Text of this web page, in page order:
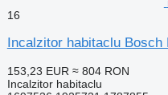
16
Incalzitor habitaclu Bosch
153,23 EUR ≈ 804 RON
Incalzitor habitaclu